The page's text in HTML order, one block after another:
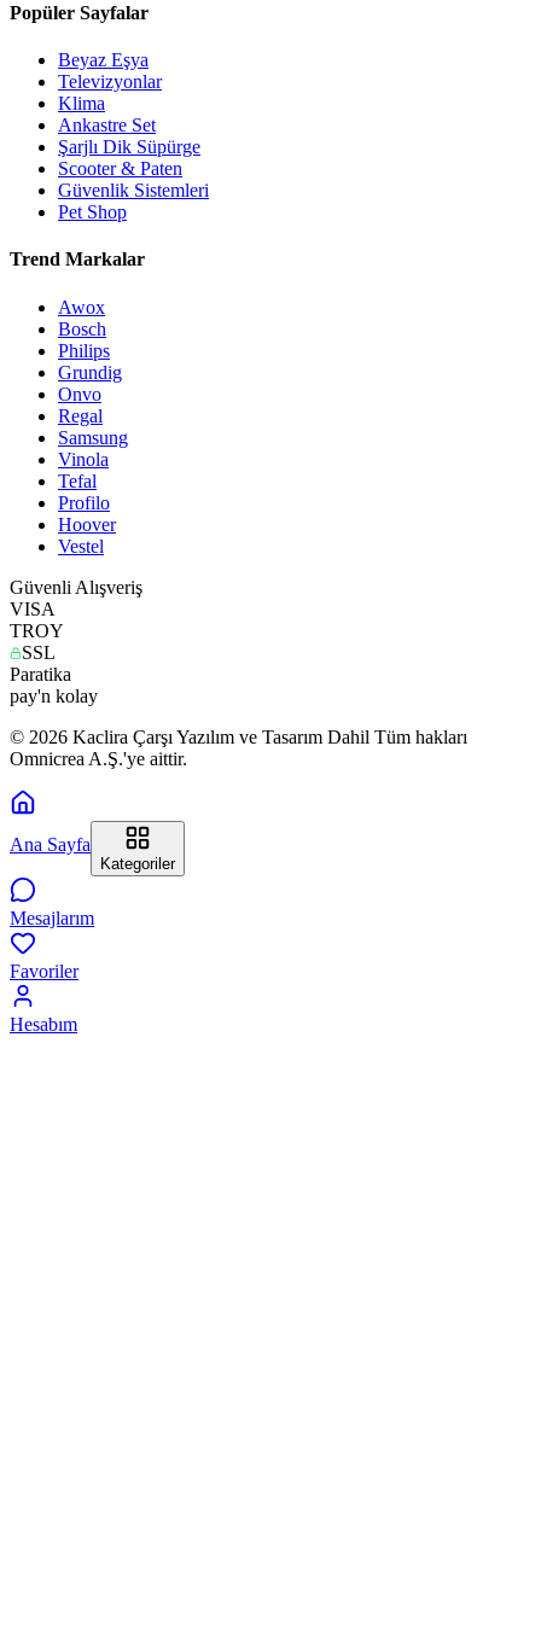
Popüler Sayfalar
Beyaz Eşya
Televizyonlar
Klima
Ankastre Set
Şarjlı Dik Süpürge
Scooter & Paten
Güvenlik Sistemleri
Pet Shop
Trend Markalar
Awox
Bosch
Philips
Grundig
Onvo
Regal
Samsung
Vinola
Tefal
Profilo
Hoover
Vestel
Güvenli Alışveriş
VISA
TROY
SSL
Paratika
pay'n kolay
© 2026 Kaclira Çarşı Yazılım ve Tasarım Dahil Tüm hakları
Omnicrea A.Ş.'ye aittir.
Ana Sayfa
Kategoriler
Mesajlarım
Favoriler
Hesabım